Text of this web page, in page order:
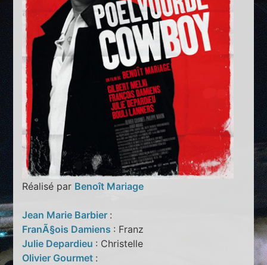
Réalisé par Benoît Mariage
Jean Marie Barbier :
FranÃ§ois Damiens : Franz
Julie Depardieu : Christelle
Olivier Gourmet :